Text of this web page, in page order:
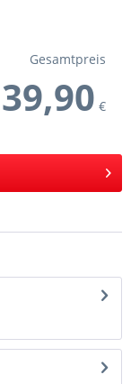
Gesamtpreis
39,90 €